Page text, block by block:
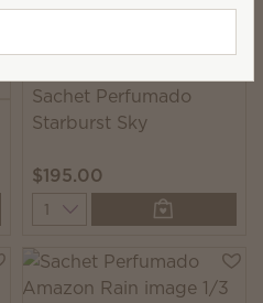
Sachet Perfumado
Starburst Sky
$195.00
Quantity